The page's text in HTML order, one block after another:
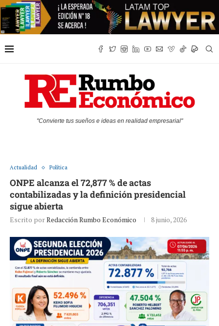
"Convierte tus sueños e ideas en realidad empresarial"
Actualidad Política
ONPE alcanza el 72,877 % de actas
contabilizadas y la definición presidencial
sigue abierta
Escrito porRedacción Rumbo Económico 8 junio, 2026